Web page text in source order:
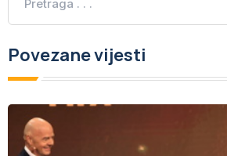
Povezane vijesti